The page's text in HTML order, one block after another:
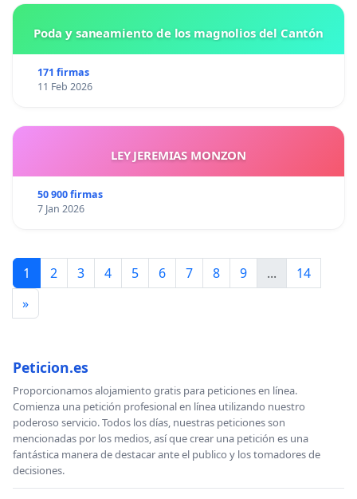
Poda y saneamiento de los magnolios del Cantón
171 firmas
11 Feb 2026
LEY JEREMIAS MONZON
50 900 firmas
7 Jan 2026
1 2 3 4 5 6 7 8 9 ...
14
»
Peticion.es
Proporcionamos alojamiento gratis para peticiones en línea.
Comienza una petición profesional en línea utilizando nuestro
poderoso servicio. Todos los días, nuestras peticiones son
mencionadas por los medios, así que crear una petición es una
fantástica manera de destacar ante el publico y los tomadores de
decisiones.